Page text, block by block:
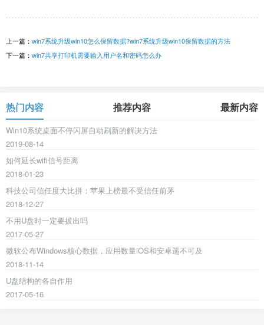
上一篇： win7系统升级win10怎么保留数据?win7系统升级win10保留数据的方法
下一篇： win7共享打印机需要输入用户名和密码怎么办
热门内容 推荐内容 最新内容
Win10系统桌面不停闪屏自动刷新的解决方法
2019-08-14
如何延长wifi信号距离
2018-01-23
科技公司信任度大比拼：苹果上榜最不受信任前茅
2018-12-27
不用U盘时一定要拔出吗
2017-05-27
微软公布Windows核心数据，应用数量iOS和安卓遥不可及
2018-11-14
U盘结构的各自作用
2017-05-16